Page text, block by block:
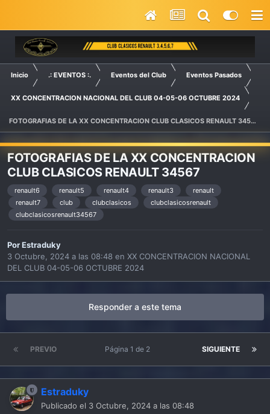
Inicio .: EVENTOS :. Eventos del Club Eventos Pasados
XX CONCENTRACION NACIONAL DEL CLUB 04-05-06 OCTUBRE 2024
FOTOGRAFIAS DE LA XX CONCENTRACION CLUB CLASICOS RENAULT 34567
FOTOGRAFIAS DE LA XX CONCENTRACION
CLUB CLASICOS RENAULT 34567
renault6 renault5 renault4 renault3
renault
renault7
club clubclasicos
clubclasicosrenault
clubclasicosrenault34567
PorEstraduky
3 Octubre, 2024 a las 08:48 en XX CONCENTRACION NACIONAL
DEL CLUB 04-05-06 OCTUBRE 2024
Responder a este tema
PREVIO SIGUIENTE
Página 1 de 2
Estraduky
Publicado el 3 Octubre, 2024 a las 08:48